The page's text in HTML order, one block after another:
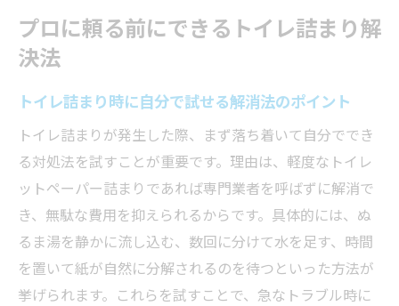
プロに頼る前にできるトイレ詰まり解
決法
トイレ詰まり時に自分で試せる解消法のポイント
トイレ詰まりが発生した際、まず落ち着いて自分ででき
る対処法を試すことが重要です。理由は、軽度なトイレ
ットペーパー詰まりであれば専門業者を呼ばずに解消で
き、無駄な費用を抑えられるからです。具体的には、ぬ
るま湯を静かに流し込む、数回に分けて水を足す、時間
を置いて紙が自然に分解されるのを待つといった方法が
挙げられます。これらを試すことで、急なトラブル時に